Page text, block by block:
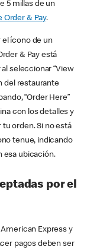
5 millas de un
Order & Pay.
el ícono de un
& Pay está
seleccionar “View
del restaurante
“Order Here”
con los detalles y
orden. Si no está
tenue, indicando
esa ubicación.
por el
Express y
pagos deben ser